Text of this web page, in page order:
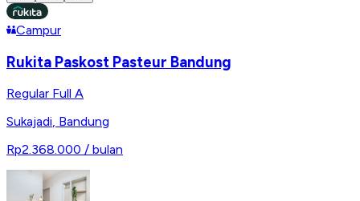
Campur
Rukita Paskost Pasteur Bandung
Regular Full A
Sukajadi, Bandung
Rp2.368.000 / bulan